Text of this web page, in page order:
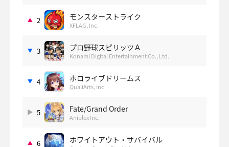
2 モンスターストライク
XFLAG, Inc.
3 プロ野球スピリッツＡ
Konami Digital Entertainment Co., Ltd.
4 ホロライブドリームス
QualiArts, Inc.
5 Fate/Grand Order
Aniplex Inc.
6 ホワイトアウト・サバイバル